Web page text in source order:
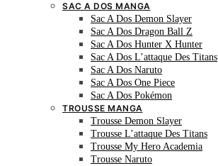
SAC A DOS MANGA
Sac A Dos Demon Slayer
Sac A Dos Dragon Ball Z
Sac A Dos Hunter X Hunter
Sac A Dos L’attaque Des Titans
Sac A Dos Naruto
Sac A Dos One Piece
Sac A Dos Pokémon
TROUSSE MANGA
Trousse Demon Slayer
Trousse L’attaque Des Titans
Trousse My Hero Academia
Trousse Naruto